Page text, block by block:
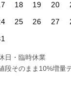
18 19 20
25 26 27
日・臨時休業
段そのまま10%増量